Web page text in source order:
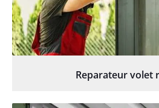
Reparateur volet